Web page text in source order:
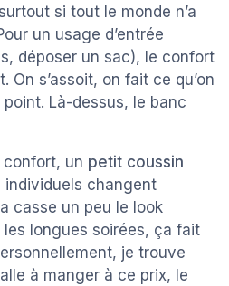
si tout le monde n’a
un usage d’entrée
déposer un sac), le confort
On s’assoit, on fait ce qu’on
Là-dessus, le banc
un petit coussin
individuels changent
casse un peu le look
longues soirées, ça fait
je trouve
à manger à ce prix, le